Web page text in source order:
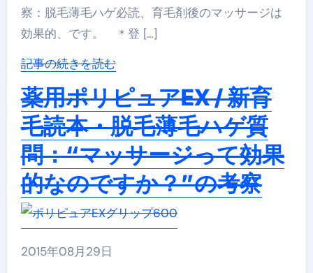
察：脱毛薄毛ハゲ必読、育毛剤後のマッサージは
効果的、です。 ＊登 […]
記事の続きを読む
薬用ポリピュアEX / 新育
毛読本・脱毛薄毛ハゲ質
問：“マッサージって効果
的なのですか？”の考察
2015年08月29日